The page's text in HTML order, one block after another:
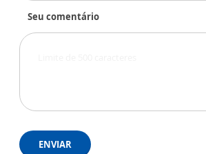
Seu comentário
ENVIAR